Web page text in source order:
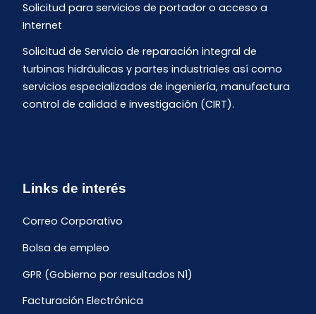
Solicitud para servicios de portador o acceso a
Internet
Solicitud de Servicio de reparación integral de
turbinas hidráulicas y partes industriales así como
servicios especializados de ingeniería, manufactura
control de calidad e investigación (CIRT).
Links de interés
Correo Corporativo
Bolsa de empleo
GPR (Gobierno por resultados N1)
Facturación Electrónica